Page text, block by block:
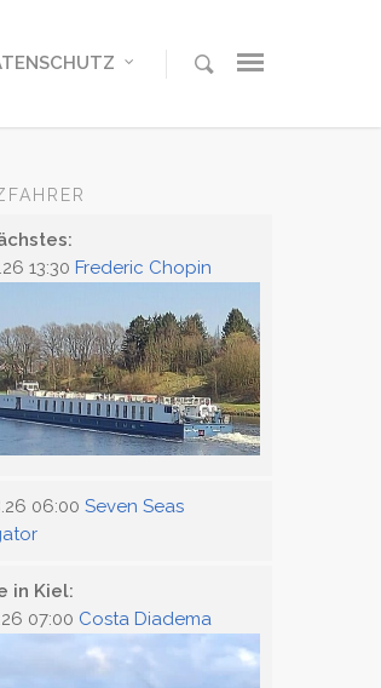
13:30 Frederic Chopin
06:00Seven Seas
in Kiel:
07:00 Costa Diadema